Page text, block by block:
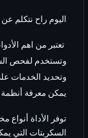
اليوم راح نتكلم عن
تعتبر من اهم
وتستخدم لفحص
وتحديد الخدمات
يمكن معرفة أنظمة
توفر الأداة
السكربتات التي